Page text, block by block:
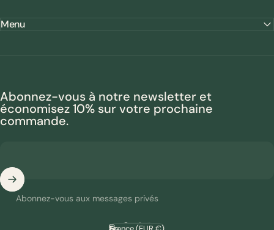
Menu
Abonnez-vous à notre newsletter et
économisez 10% sur votre prochaine
commande.
Abonnez-vous aux messages privés
Langue